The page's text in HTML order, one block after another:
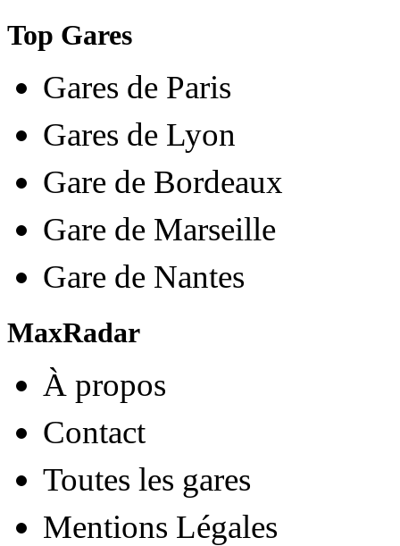
Top Gares
Gares de Paris
Gares de Lyon
Gare de Bordeaux
Gare de Marseille
Gare de Nantes
MaxRadar
À propos
Contact
Toutes les gares
Mentions Légales